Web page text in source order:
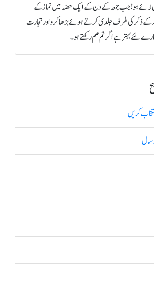
لائے ہو! جب جمعہ کے دن کے ایک حصّہ میں نماز کے
کے ذکر کی طرف جلدی کرتے ہوئے بڑھا کرو اور تجارت
لئے بہتر ہے اگر تم علم رکھتے ہو۔
کریں
سال